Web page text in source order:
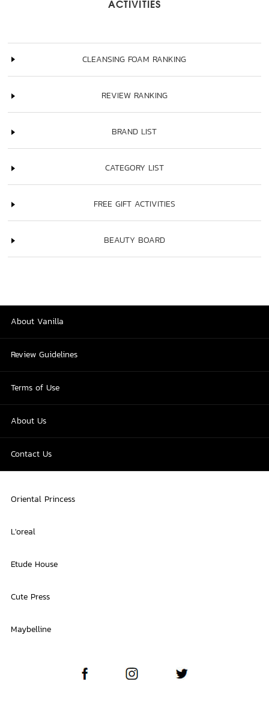
ACTIVITIES
CLEANSING FOAM RANKING
REVIEW RANKING
BRAND LIST
CATEGORY LIST
FREE GIFT ACTIVITIES
BEAUTY BOARD
About Vanilla
Review Guidelines
Terms of Use
About Us
Contact Us
Oriental Princess
L'oreal
Etude House
Cute Press
Maybelline